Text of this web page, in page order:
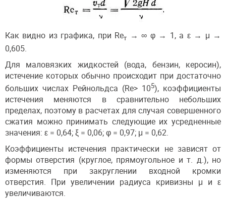
Как видно из графика, при Reт → ∞ φ → 1, а ε → μ →
0,605.
Для маловязких жидкостей (вода, бензин, керосин),
истечение которых обычно происходит при достаточно
больших числах Рейнольдса (Re> 105), коэффициенты
истечения меняются в сравнительно небольших
пределах, поэтому в расчетах для случая совершенного
сжатия можно принимать следующие их усредненные
значения: ε = 0,64; ξ = 0,06; φ = 0,97; μ = 0,62.
Коэффициенты истечения практически не зависят от
формы отверстия (круглое, прямоугольное и т. д.), но
изменяются при закруглении входной кромки
отверстия. При увеличении радиуса кривизны μ и ε
увеличиваются.